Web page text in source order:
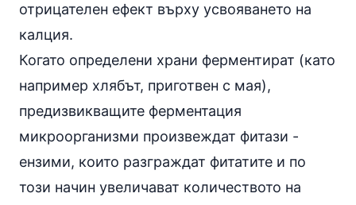
отрицателен ефект върху усвояването на
калция.
Когато определени храни ферментират (като
например хлябът, приготвен с мая),
предизвикващите ферментация
микроорганизми произвеждат фитази -
ензими, които разграждат фитатите и по
този начин увеличават количеството на